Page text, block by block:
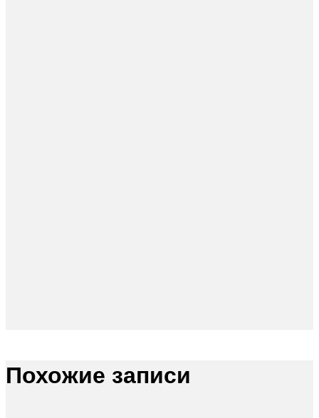
Похожие записи